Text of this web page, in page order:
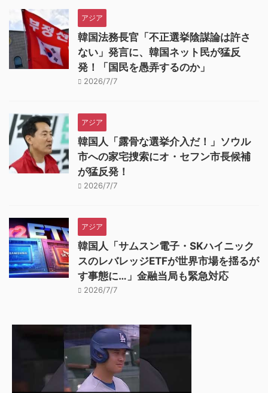
アジア
韓国法務長官「不正選挙陰謀論は許さ
ない」発言に、韓国ネット民が猛反
発！「国民を愚弄するのか」
2026/7/7
アジア
韓国人「露骨な選挙介入だ！」ソウル
市への家宅捜索にオ・セフン市長候補
が猛反発！
2026/7/7
アジア
韓国人「サムスン電子・SKハイニック
スのレバレッジETFが世界市場を揺るが
す事態に…」金融当局も緊急対応
2026/7/7